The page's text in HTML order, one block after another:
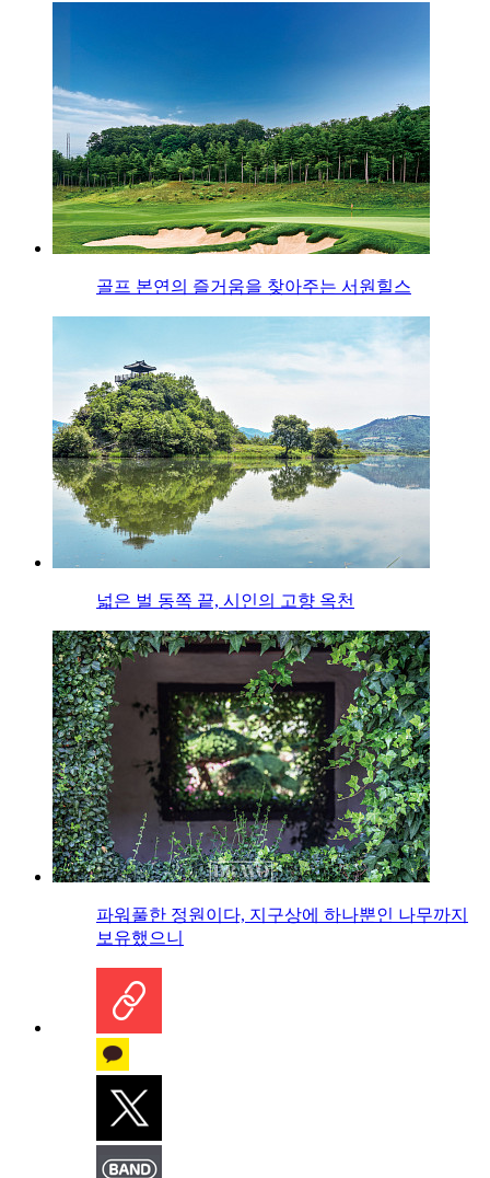
골프 본연의 즐거움을 찾아주는 서원힐스
넓은 벌 동쪽 끝, 시인의 고향 옥천
파워풀한 정원이다, 지구상에 하나뿐인 나무까지
보유했으니